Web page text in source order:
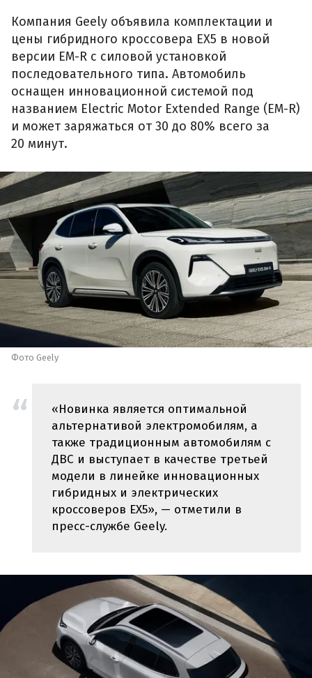
Компания Geely объявила комплектации и
цены гибридного кроссовера EX5 в новой
версии EM-R с силовой установкой
последовательного типа. Автомобиль
оснащен инновационной системой под
названием Electric Motor Extended Range (EM-R)
и может заряжаться от 30 до 80% всего за
20 минут.
Фото Geely
«Новинка является оптимальной
альтернативой электромобилям, а
также традиционным автомобилям с
ДВС и выступает в качестве третьей
модели в линейке инновационных
гибридных и электрических
кроссоверов EX5», — отметили в
пресс-службе Geely.